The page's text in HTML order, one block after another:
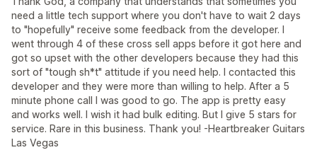
need a little tech support where you don't have to wait 2 days
to "hopefully" receive some feedback from the developer. I
went through 4 of these cross sell apps before it got here and
got so upset with the other developers because they had this
sort of "tough sh*t" attitude if you need help. I contacted this
developer and they were more than willing to help. After a 5
minute phone call I was good to go. The app is pretty easy
and works well. I wish it had bulk editing. But I give 5 stars for
service. Rare in this business. Thank you! -Heartbreaker Guitars
Las Vegas